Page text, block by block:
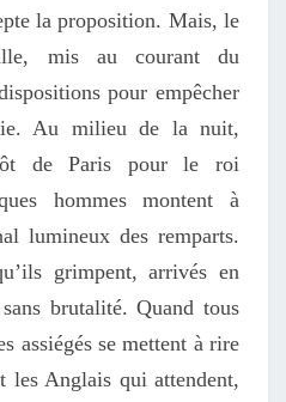
la proposition. Mais, le
mis au courant du
pour empêcher
Au milieu de la nuit,
de Paris pour le roi
hommes montent à
lumineux des remparts.
grimpent, arrivés en
brutalité. Quand tous
assiégésse mettent à rire
les Anglais qui attendent,